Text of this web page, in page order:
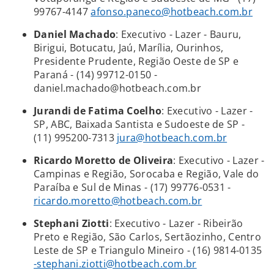
99767-4147afonso.paneco@hotbeach.com.br
Daniel Machado: Executivo - Lazer - Bauru,
Birigui, Botucatu, Jaú, Marília, Ourinhos,
Presidente Prudente, Região Oeste de SP e
Paraná - (14) 99712-0150 -
daniel.machado@hotbeach.com.br
Jurandi de Fatima Coelho: Executivo - Lazer -
SP, ABC, Baixada Santista e Sudoeste de SP -
(11) 995200-7313 jura@hotbeach.com.br
Ricardo Moretto de Oliveira: Executivo - Lazer -
Campinas e Região, Sorocaba e Região, Vale do
Paraíba e Sul de Minas - (17) 99776-0531 -
ricardo.moretto@hotbeach.com.br
Stephani Ziotti: Executivo - Lazer - Ribeirão
Preto e Região, São Carlos, Sertãozinho, Centro
Leste de SP e Triangulo Mineiro - (16) 9814-0135
-stephani.ziotti@hotbeach.com.br